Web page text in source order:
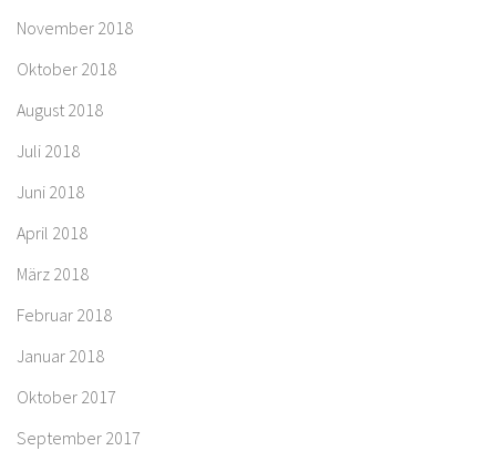
November 2018
Oktober 2018
August 2018
Juli 2018
Juni 2018
April 2018
März 2018
Februar 2018
Januar 2018
Oktober 2017
September 2017